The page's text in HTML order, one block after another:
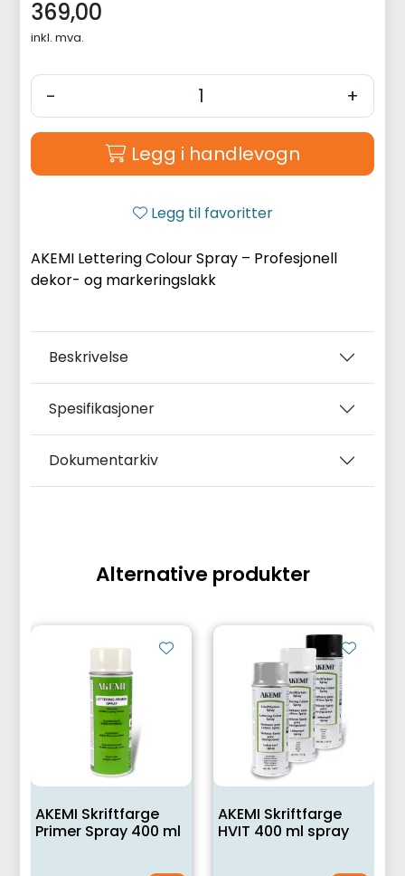
369,00
inkl. mva.
- +
Legg i handlevogn
Legg til favoritter
AKEMI Lettering Colour Spray – Profesjonell
dekor- og markeringslakk
Beskrivelse
Spesifikasjoner
Dokumentarkiv
Alternative produkter
AKEMI Skriftfarge
Primer Spray 400 ml
AKEMI Skriftfarge
HVIT 400 ml spray